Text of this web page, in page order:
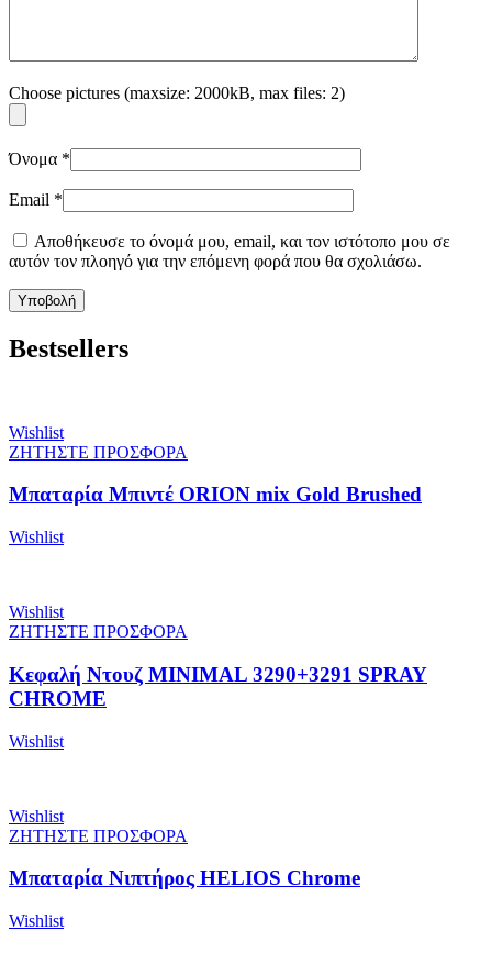
Choose pictures (maxsize: 2000kB, max files: 2)
Όνομα *
Email *
Αποθήκευσε το όνομά μου, email, και τον ιστότοπο μου σε
αυτόν τον πλοηγό για την επόμενη φορά που θα σχολιάσω.
Bestsellers
Wishlist
ΖΗΤΗΣΤΕ ΠΡΟΣΦΟΡΑ
Μπαταρία Μπιντέ ORION mix Gold Brushed
Wishlist
Wishlist
ΖΗΤΗΣΤΕ ΠΡΟΣΦΟΡΑ
Κεφαλή Ντουζ MINIMAL 3290+3291 SPRAY
CHROME
Wishlist
Wishlist
ΖΗΤΗΣΤΕ ΠΡΟΣΦΟΡΑ
Μπαταρία Νιπτήρος HELIOS Chrome
Wishlist